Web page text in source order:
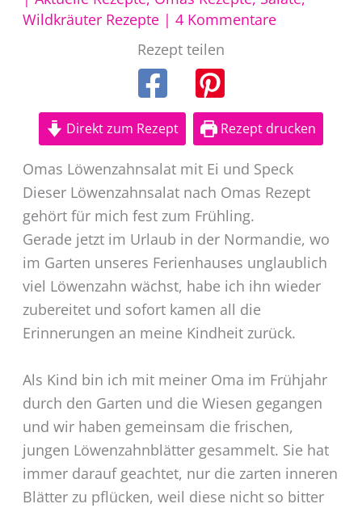
Wildkräuter Rezepte| 4 Kommentare
Rezept teilen
Direkt zum Rezept Rezept drucken
Omas Löwenzahnsalat mit Ei und Speck
Dieser Löwenzahnsalat nach Omas Rezept
gehört für mich fest zum Frühling.
Gerade jetzt im Urlaub in der Normandie, wo
im Garten unseres Ferienhauses unglaublich
viel Löwenzahn wächst, habe ich ihn wieder
zubereitet und sofort kamen all die
Erinnerungen an meine Kindheit zurück.
Als Kind bin ich mit meiner Oma im Frühjahr
durch den Garten und die Wiesen gegangen
und wir haben gemeinsam die frischen,
jungen Löwenzahnblätter gesammelt. Sie hat
immer darauf geachtet, nur die zarten inneren
Blätter zu pflücken, weil diese nicht so bitter